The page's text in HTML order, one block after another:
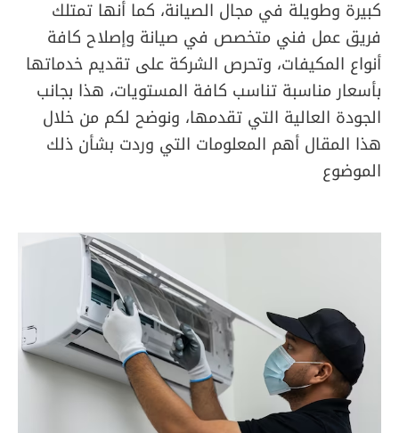
كبيرة وطويلة في مجال الصيانة، كما أنها تمتلك
فريق عمل فني متخصص في صيانة وإصلاح كافة
أنواع المكيفات، وتحرص الشركة على تقديم خدماتها
بأسعار مناسبة تناسب كافة المستويات، هذا بجانب
الجودة العالية التي تقدمها، ونوضح لكم من خلال
هذا المقال أهم المعلومات التي وردت بشأن ذلك
الموضوع